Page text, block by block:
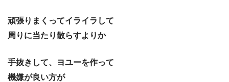
頑張りまくってイライラして
周りに当たり散らすよりか
手抜きして、ヨユーを作って
機嫌が良い方が